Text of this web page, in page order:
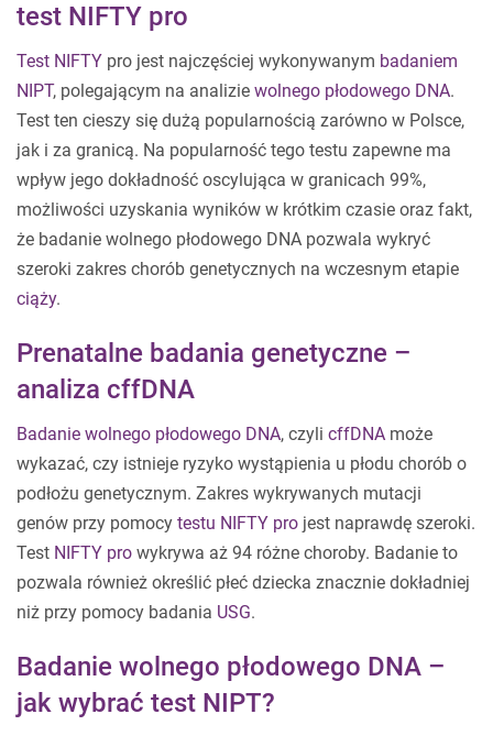
test NIFTY pro
Test NIFTY pro jest najczęściej wykonywanym badaniem
NIPT, polegającym na analizie wolnego płodowego DNA.
Test ten cieszy się dużą popularnością zarówno w Polsce,
jak i za granicą. Na popularność tego testu zapewne ma
wpływ jego dokładność oscylująca w granicach 99%,
możliwości uzyskania wyników w krótkim czasie oraz fakt,
że badanie wolnego płodowego DNA pozwala wykryć
szeroki zakres chorób genetycznych na wczesnym etapie
ciąży.
Prenatalne badania genetyczne –
analiza cffDNA
Badanie wolnego płodowego DNA, czyli cffDNA może
wykazać, czy istnieje ryzyko wystąpienia u płodu chorób o
podłożu genetycznym. Zakres wykrywanych mutacji
genów przy pomocy testu NIFTY pro jest naprawdę szeroki.
Test NIFTY pro wykrywa aż 94 różne choroby. Badanie to
pozwala również określić płeć dziecka znacznie dokładniej
niż przy pomocy badania USG.
Badanie wolnego płodowego DNA –
jak wybrać test NIPT?